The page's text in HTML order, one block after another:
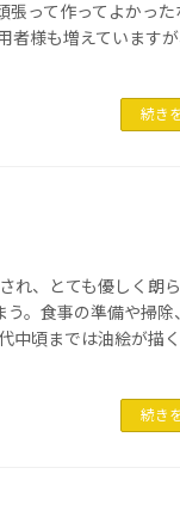
張って作ってよかった
者様も増えています
続き
れ、とても優しく朗
。食事の準備や掃除
中頃までは油絵が描
続き